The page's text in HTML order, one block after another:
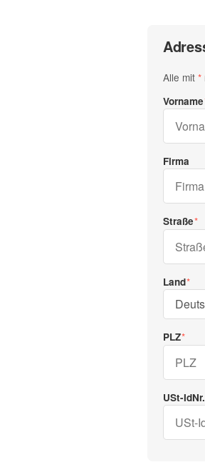
Alle mit *
Vorname
Firma
Straße
Land
PLZ
USt-IdNr.